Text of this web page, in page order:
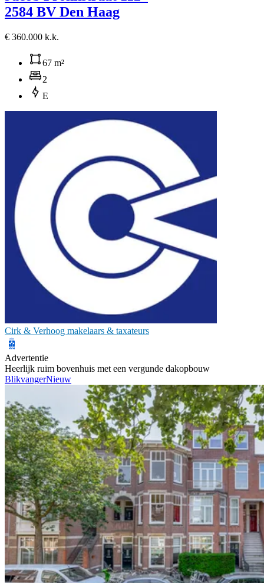
2584 BV Den Haag
€ 360.000 k.k.
67 m²
2
E
Cirk & Verhoog makelaars & taxateurs
Advertentie
Heerlijk ruim bovenhuis met een vergunde dakopbouw
BlikvangerNieuw